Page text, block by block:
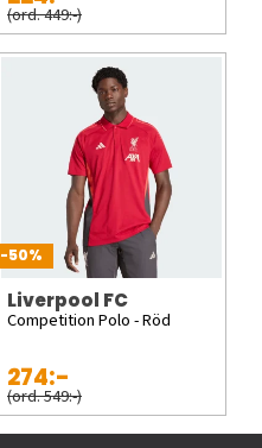
(ord. 449:-)
-50%
Liverpool FC
Competition Polo - Röd
274:-
(ord. 549:-)